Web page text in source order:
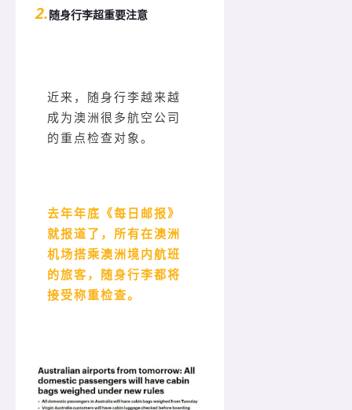
2.随身行李超重要注意
近来，随身行李越来越
成为澳洲很多航空公司
的重点检查对象。
去年年底《每日邮报》
就报道了，所有在澳洲
机场搭乘澳洲境内航班
的旅客，随身行李都将
接受称重检查。